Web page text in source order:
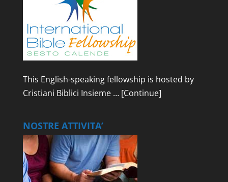
This English-speaking fellowship is hosted by
Cristiani Biblici Insieme … [Continue]
NOSTRE ATTIVITA’